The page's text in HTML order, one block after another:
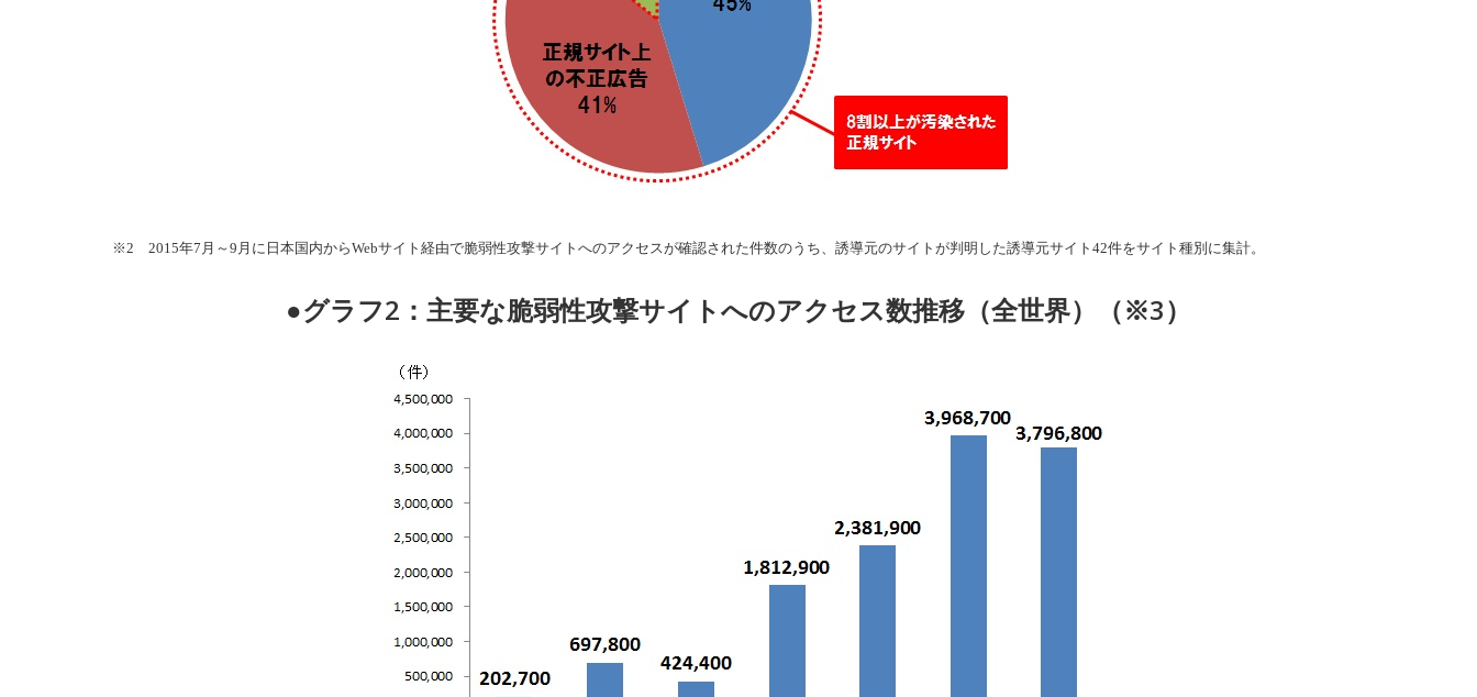
※2 2015年7月～9月に日本国内からWebサイト経由で脆弱性攻撃サイトへのアクセスが確認された件数のうち、誘導元のサイトが判明した誘導元サイト42件をサイト種別に集計。
●グラフ2：主要な脆弱性攻撃サイトへのアクセス数推移（全世界）（※3）